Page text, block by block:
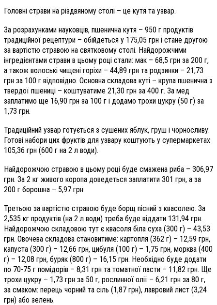
Головні страви на різдвяному столі – це кутя та узвар.
За розрахунками науковців, пшенична кутя – 950 г продуктів
традиційної рецептури – обійдеться у 175,05 грн і стане другою
за вартістю стравою на святковому столі. Найдорожчими
інгредієнтами страви в цьому році стали: мак – 68,5 грн за 200 г,
а також волоські чищені горіхи – 44,89 грн та родзинки – 21,73
грн за 100 г відповідно. Основна складова куті – крупа пшенична з
твердої пшениці – коштуватиме 21,30 грн за 400 г. За мед
заплатимо ще 16,90 грн за 100 г і додамо трохи цукру (50 г) за
1,73 грн.
Традиційний узвар готується з сушених яблук, груш і чорносливу.
Готові набори цих фруктів для узвару коштують у супермаркетах
105,36 грн (600 г на 2 л води).
Найдорожчою стравою в цьому році буде смажена риба – 306,97
грн. За 2 кг живого коропа доведеться заплатити 301 грн, а за
200 г борошна – 5,97 грн.
Третьою за вартістю стравою буде борщ пісний з квасолею. За
2,535 кг продуктів (на 2 л води) треба буде віддати 131,94 грн.
Найдорожчою складовою тут є квасоля біла суха (300 г) – 43,53
грн. Овочева складова становитиме: картопля (362 г) – 12,59 грн,
капуста (300 г) – 12,66 грн, цибуля (100 г) – 1,75 грн, морква (400
г) – 12,08 грн, буряк (800 г) – 16,15 грн. Необхідно буде додати
по 70-75 г помідорів – 8,31 грн та томатної пасти – 11,82 грн. Ще
трохи цукру – 1,73 грн за 50 г, рослинної олії – 6,21 грн за 80 г,
за смаком: перець чорний та сіль (1,87 грн), лавровий лист (3,24
грн) або зелень.